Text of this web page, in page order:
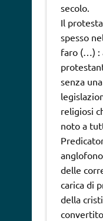
secolo.
Il
spesso
faro (…) :
senza
religiosi
noto a
delle
carica di
della